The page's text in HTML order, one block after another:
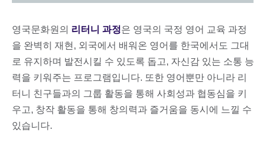
영국문화원의 리터니 과정은 영국의 국정 영어 교육 과정
을 완벽히 재현, 외국에서 배워온 영어를 한국에서도 그대
로 유지하며 발전시킬 수 있도록 돕고, 자신감 있는 소통 능
력을 키워주는 프로그램입니다. 또한 영어뿐만 아니라 리
터니 친구들과의 그룹 활동을 통해 사회성과 협동심을 키
우고, 창작 활동을 통해 창의력과 즐거움을 동시에 느낄 수
있습니다.